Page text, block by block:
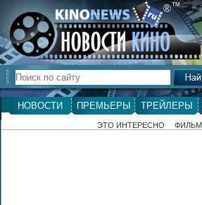
®ТМ
НОВОСТИ ПРЕМЬЕРЫ ТРЕЙЛЕРЫ
ЭТО ИНТЕРЕСНО